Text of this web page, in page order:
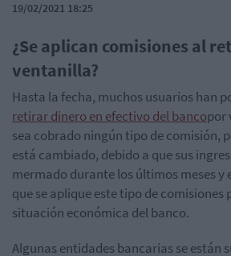
19/02/2021 18:25
¿Se aplican comisiones al
ventanilla?
Hasta la fecha, muchos usuarios han
retirar dinero en efectivo del bancopor
sea cobrado ningún tipo de comisión,
está cambiado, debido a que sus
mermado durante los últimos meses y
que se aplique este tipo de comisiones
situación económica del banco.
Algunas entidades bancarias se están